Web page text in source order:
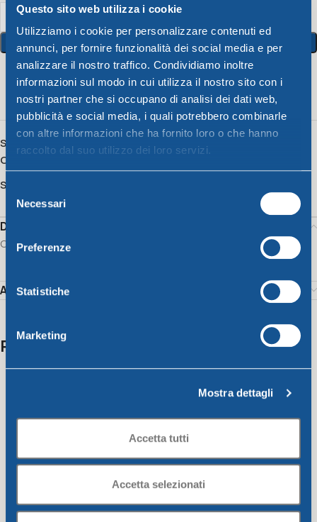
Questo sito web utilizza i cookie
Utilizziamo i cookie per personalizzare contenuti ed
annunci, per fornire funzionalità dei social media e per
analizzare il nostro traffico. Condividiamo inoltre
informazioni sul modo in cui utilizza il nostro sito con i
nostri partner che si occupano di analisi dei dati web,
pubblicità e social media, i quali potrebbero combinarle
con altre informazioni che ha fornito loro o che hanno
raccolto dal suo utilizzo dei loro servizi.
Selezione
del
consenso
Necessari
Preferenze
Statistiche
Marketing
Mostra dettagli
Accetta tutti
Accetta selezionati
Add To Cart
5 People watching this product now!
SKU:
8541014
Category:
Share:
Description
Campana round pot
Additional information
Related products